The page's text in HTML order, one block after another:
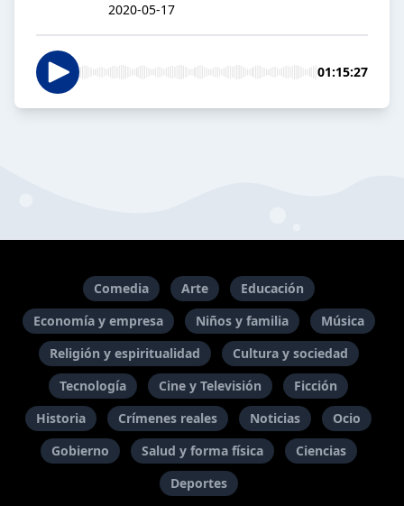
2020-05-17
01:15:27
Comedia Arte
Educación
Economía y empresa
Niños y familia
Música
Religión y espiritualidad
Cultura y sociedad
Tecnología
Cine y Televisión
Ficción
Historia
Crímenes reales Noticias
Ocio
Gobierno
Salud y forma física
Ciencias
Deportes